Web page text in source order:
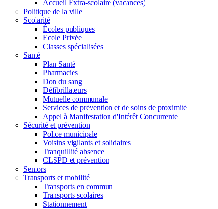
Accueil Extra-scolaire (vacances)
Politique de la ville
Scolarité
Écoles publiques
Ecole Privée
Classes spécialisées
Santé
Plan Santé
Pharmacies
Don du sang
Défibrillateurs
Mutuelle communale
Services de prévention et de soins de proximité
Appel à Manifestation d'Intérêt Concurrente
Sécurité et prévention
Police municipale
Voisins vigilants et solidaires
Tranquillité absence
CLSPD et prévention
Seniors
Transports et mobilité
Transports en commun
Transports scolaires
Stationnement